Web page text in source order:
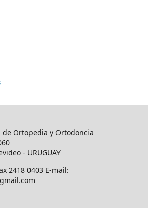
de Ortopedia y Ortodoncia
- URUGUAY
2418 0403 E-mail: